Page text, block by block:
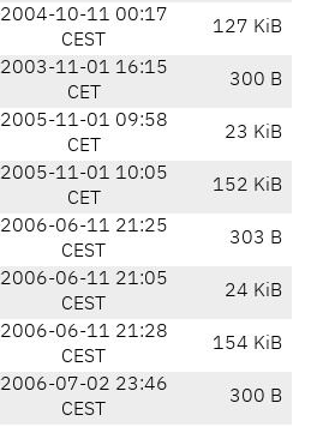
2004-10-11 00:17
CEST
127 KiB
2003-11-01 16:15
CET
300 B
2005-11-01 09:58
CET
23 KiB
2005-11-01 10:05
CET
152 KiB
2006-06-11 21:25
CEST
303 B
2006-06-11 21:05
CEST
24 KiB
2006-06-11 21:28
CEST
154 KiB
2006-07-02 23:46
CEST
300 B